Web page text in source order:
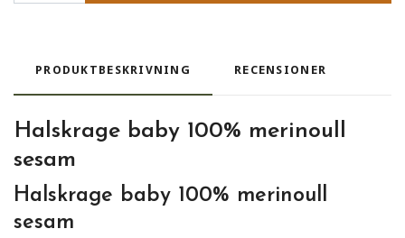
PRODUKTBESKRIVNING RECENSIONER
Halskrage baby 100% merinoull
sesam
Halskrage baby 100% merinoull
sesam